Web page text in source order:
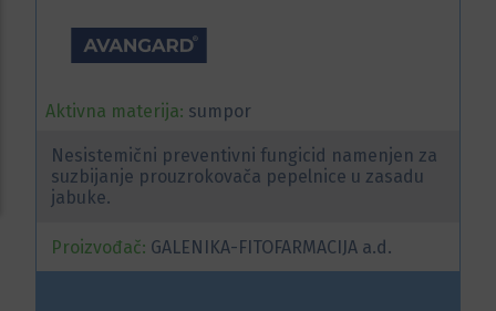
Aktivna materija: sumpor
Nesistemični preventivni fungicid namenjen za
suzbijanje prouzrokovača pepelnice u zasadu
jabuke.
Proizvođač: GALENIKA-FITOFARMACIJA a.d.